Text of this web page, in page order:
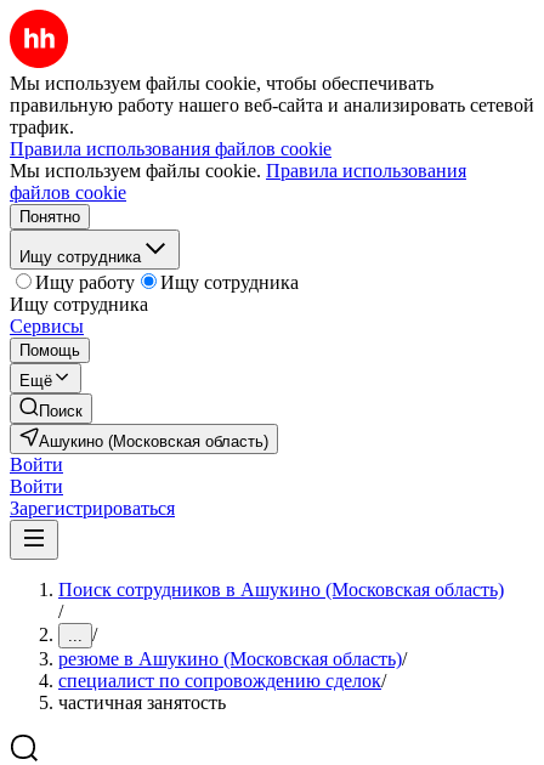
Мы используем файлы cookie, чтобы обеспечивать
правильную работу нашего веб-сайта и анализировать сетевой
трафик.
Правила использования файлов cookie
Мы используем файлы cookie. Правила использования
файлов cookie
Понятно
Ищу сотрудника
Ищу работу
Ищу сотрудника
Ищу сотрудника
Сервисы
Помощь
Ещё
Поиск
Ашукино (Московская область)
Войти
Войти
Зарегистрироваться
Поиск сотрудников в Ашукино (Московская область)
/
... /
резюме в Ашукино (Московская область)/
специалист по сопровождению сделок/
частичная занятость